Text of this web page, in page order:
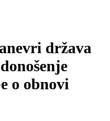
država
o obnovi